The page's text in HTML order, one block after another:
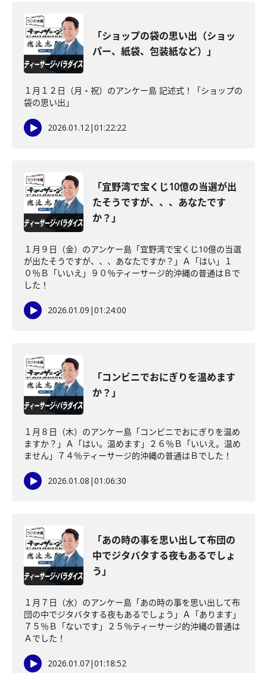
「ショップの袋の思い出（ショッ
パー、紙袋、包装紙など）」
１月１２日（月・祝）のアンケー島 記述式！「ショップの
袋の思い出」
2026.01.12|01:22:22
「宜野湾で宝くじ10億の当選が出
たそうですが、、、あなたです
か？」
１月９日（金）のアンケー島「宜野湾で宝くじ10億の当選
が出たそうですが、、、あなたですか？」Ａ「はい」１
０％Ｂ「いいえ」９０％ティーサージ的沖縄の普通はＢで
した！
2026.01.09 |01:24:00
「コンビニでおにぎりを温めます
か？」
１月８日（木）のアンケー島「コンビニでおにぎりを温め
ますか？」Ａ「はい。温めます」２６％Ｂ「いいえ。温め
ません」７４％ティーサージ的沖縄の普通はＢでした！
2026.01.08 |01:06:30
「あの時の事を思い出して布団の
中でジタバタする夜もあるでしょ
う」
１月７日（水）のアンケー島「あの時の事を思い出して布
団の中でジタバタする夜もあるでしょう」Ａ「あります」
７５％Ｂ「ないです」２５％ティーサージ的沖縄の普通は
Ａでした！
2026.01.07|01:18:52